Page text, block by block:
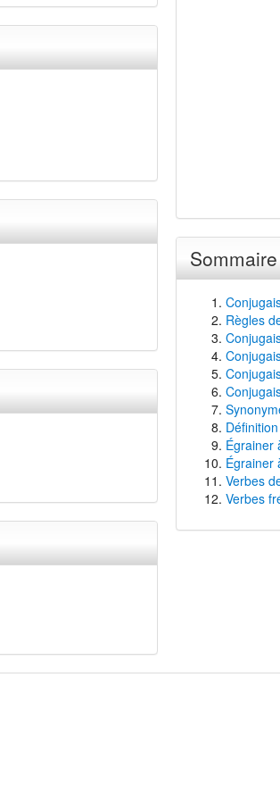
Sommaire
Règles
Égrainer
Égrainer
Verbes
Verbes